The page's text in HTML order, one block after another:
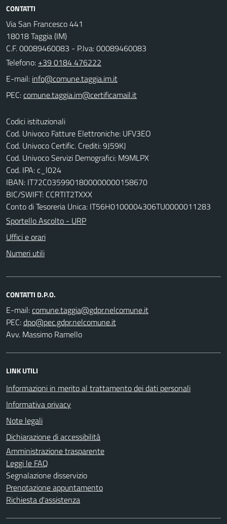
CONTATTI
Via San Francesco 441
18018 Taggia (IM)
C.F. 00089460083 - P.Iva: 00089460083
Telefono: +39 0184 476222
E-mail:
PEC:
Codici istituzionali
Cod. Univoco Fatture Elettroniche: UFV3EO
Cod. Univoco Certific. Crediti: 9J59KJ
Cod. Univoco Servizi Demografici: M9MLPX
Cod. IPA: c_l024
IBAN: IT72C0359901800000000158670
BIC/SWIFT: CCRTIT2TXXX
Conto di Tesoreria Unica: IT56H0100004306TU0000011283
Sportello Ascolto - URP
Uffici e orari
Numeri utili
CONTATTI D.P.O.
E-mail:
PEC:
Avv. Massimo Ramello
LINK UTILI
Informazioni in merito al trattamento dei dati personali
Informativa privacy
Note legali
Dichiarazione di accessibilità
Amministrazione trasparente
Leggi le FAQ
Segnalazione disservizio
Prenotazione appuntamento
Richiesta d'assistenza